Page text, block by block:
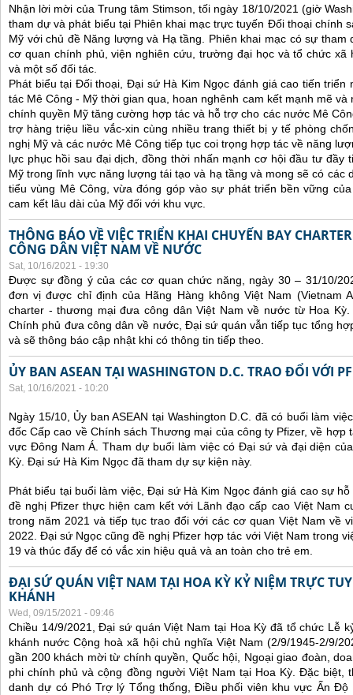
Nhận lời mời của Trung tâm Stimson, tối ngày 18/10/2021 (giờ
tham dự và phát biểu tại Phiên khai mạc trực tuyến Đối thoại chính
Mỹ với chủ đề Năng lượng và Hạ tầng. Phiên khai mạc có sự
cơ quan chính phủ, viện nghiên cứu, trường đại học và tổ chức xã
và một số đối tác.
Phát biểu tại Đối thoại, Đại sứ Hà Kim Ngọc đánh giá cao tiến triển
tác Mê Công - Mỹ thời gian qua, hoan nghênh cam kết mạnh mẽ
chính quyền Mỹ tăng cường hợp tác và hỗ trợ cho các nước Mê
trợ hàng triệu liều vắc-xin cùng nhiều trang thiết bị y tế phòng
nghị Mỹ và các nước Mê Công tiếp tục coi trọng hợp tác về năng
lực phục hồi sau đại dịch, đồng thời nhấn mạnh cơ hội đầu tư đầy
Mỹ trong lĩnh vực năng lượng tái tạo và hạ tầng và mong sẽ có các
tiểu vùng Mê Công, vừa đóng góp vào sự phát triển bền vững
cam kết lâu dài của Mỹ đối với khu vực.
THÔNG BÁO VỀ VIỆC TRIỂN KHAI CHUYẾN BAY
CÔNG DÂN VIỆT NAM VỀ NƯỚC
Sat, 10/16/2021 - 19:30
Được sự đồng ý của các cơ quan chức năng, ngày 30 – 31/10/
đơn vị được chỉ định của Hãng Hàng không Việt Nam (Vietnam
charter - thương mại đưa công dân Việt Nam về nước từ Hoa
Chính phủ đưa công dân về nước, Đại sứ quán vẫn tiếp tục tổng
và sẽ thông báo cập nhật khi có thông tin tiếp theo.
ỦY BAN ASEAN TẠI WASHINGTON D.C. TRAO ĐỔI VỚI
Sat, 10/16/2021 - 10:20
Ngày 15/10, Ủy ban ASEAN tại Washington D.C. đã có buổi làm
đốc Cấp cao về Chính sách Thương mại của công ty Pfizer, về hợp
vực Đông Nam Á. Tham dự buổi làm việc có Đại sứ và đại diện
Kỳ. Đại sứ Hà Kim Ngọc đã tham dự sự kiện này.
Phát biểu tại buổi làm việc, Đại sứ Hà Kim Ngọc đánh giá cao sự
đề nghị Pfizer thực hiện cam kết với Lãnh đạo cấp cao Việt Nam
trong năm 2021 và tiếp tục trao đổi với các cơ quan Việt Nam về
2022. Đại sứ Ngọc cũng đề nghị Pfizer hợp tác với Việt Nam trong
19 và thúc đẩy để có vắc xin hiệu quả và an toàn cho trẻ em.
ĐẠI SỨ QUÁN VIỆT NAM TẠI HOA KỲ KỶ NIỆM TRỰC
KHÁNH
Wed, 09/15/2021 - 09:46
Chiều 14/9/2021, Đại sứ quán Việt Nam tại Hoa Kỳ đã tổ chức Lễ
khánh nước Cộng hoà xã hội chủ nghĩa Việt Nam (2/9/1945-2/9/
gần 200 khách mời từ chính quyền, Quốc hội, Ngoại giao đoàn,
phi chính phủ và cộng đồng người Việt Nam tại Hoa Kỳ. Đặc biệt,
danh dự có Phó Trợ lý Tổng thống, Điều phối viên khu vực Ấn